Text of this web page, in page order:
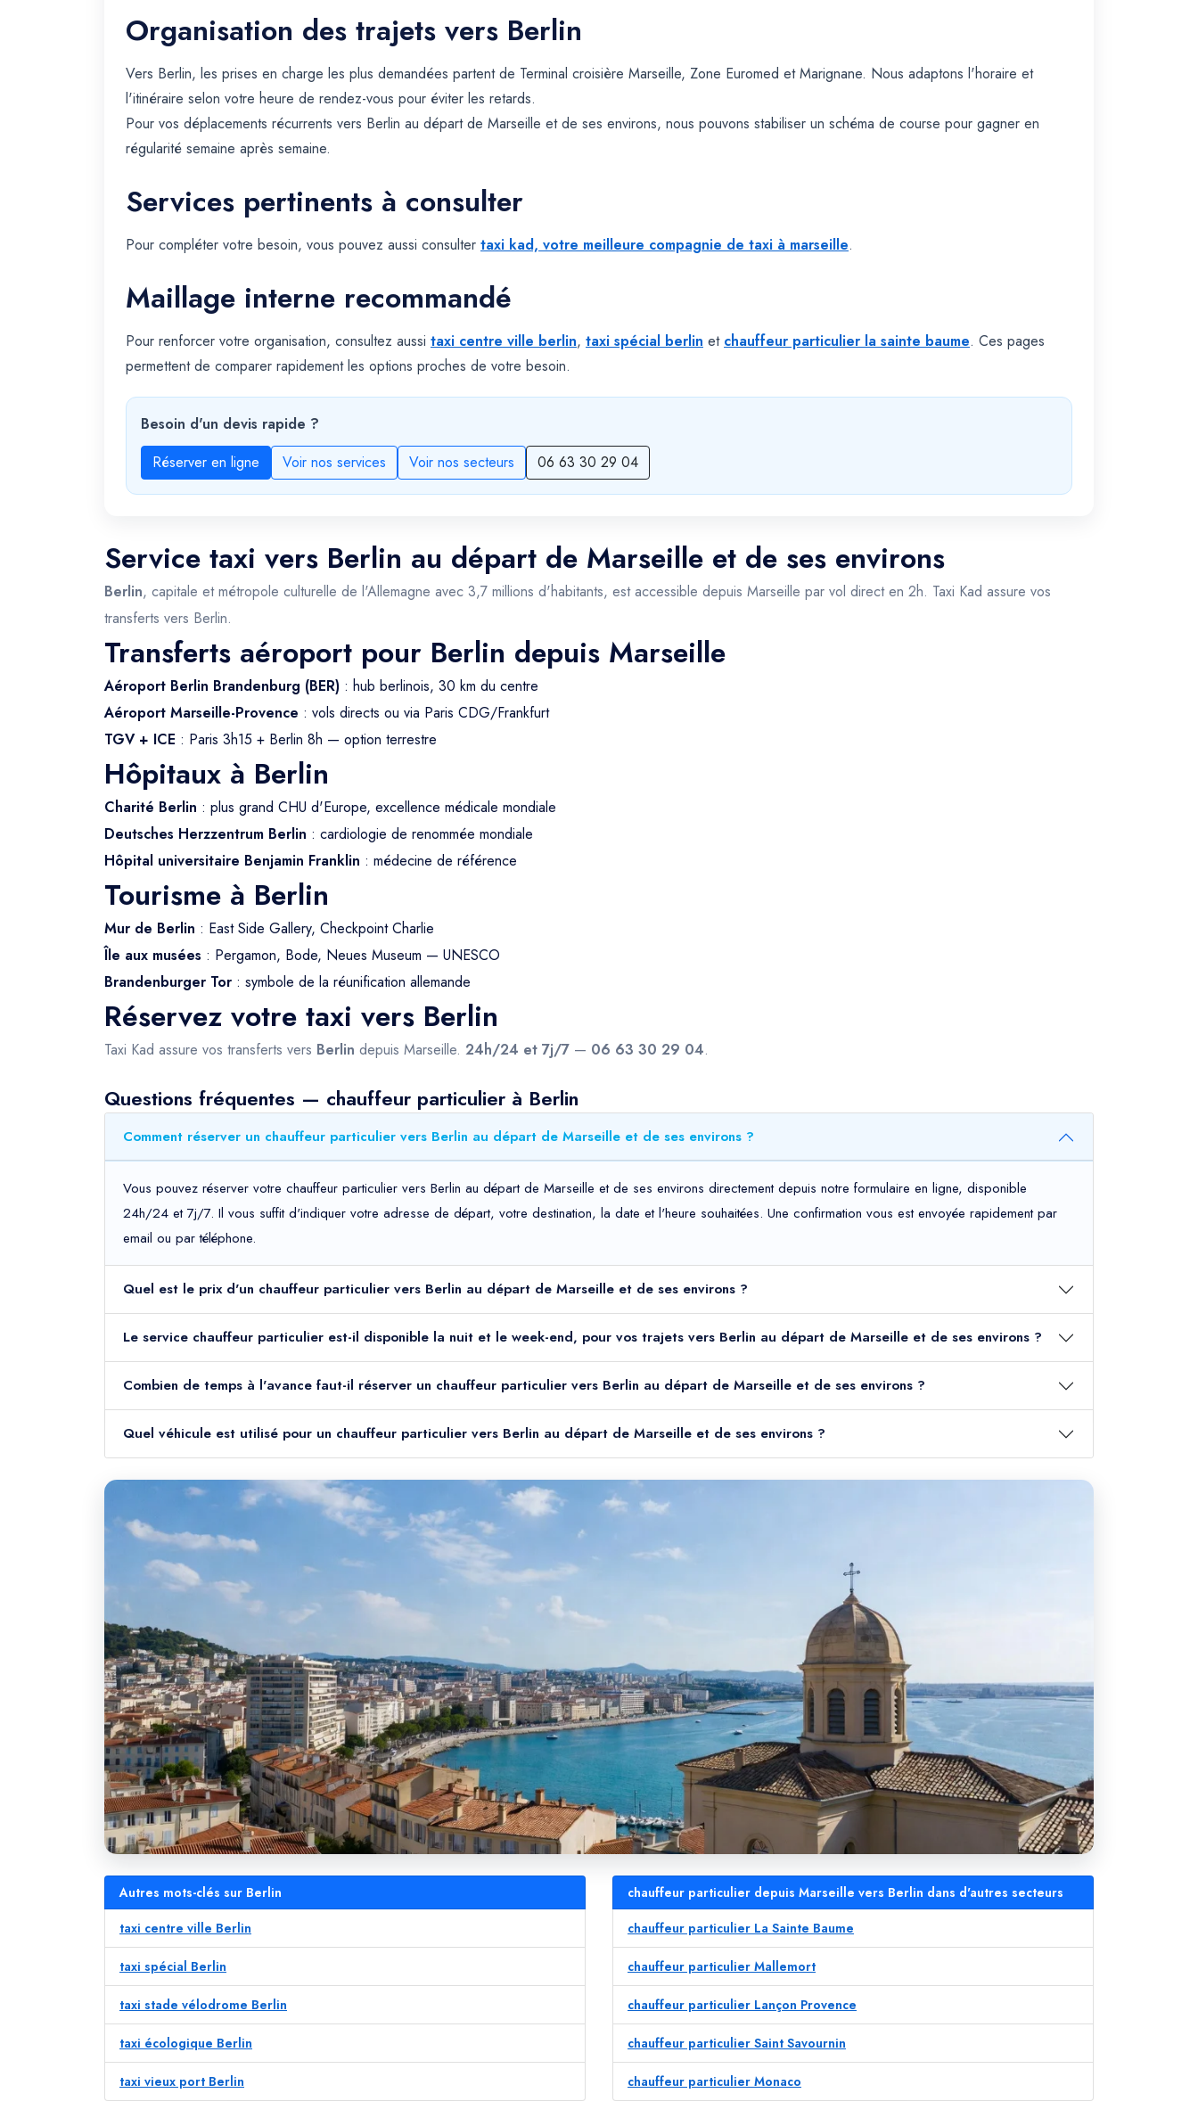
Organisation des trajets vers Berlin
Vers Berlin, les prises en charge les plus demandées partent de Terminal croisière Marseille, Zone Euromed et Marignane. Nous adaptons l'horaire et
l'itinéraire selon votre heure de rendez-vous pour éviter les retards.
Pour vos déplacements récurrents vers Berlin au départ de Marseille et de ses environs, nous pouvons stabiliser un schéma de course pour gagner en
régularité semaine après semaine.
Services pertinents à consulter
Pour compléter votre besoin, vous pouvez aussi consulter taxi kad, votre meilleure compagnie de taxi à marseille.
Maillage interne recommandé
Pour renforcer votre organisation, consultez aussi taxi centre ville berlin, taxi spécial berlin et chauffeur particulier la sainte baume. Ces pages
permettent de comparer rapidement les options proches de votre besoin.
Besoin d'un devis rapide ?
Réserver en ligne
Voir nos services Voir nos secteurs 06 63 30 29 04
Service taxi vers Berlin au départ de Marseille et de ses environs
Berlin, capitale et métropole culturelle de l'Allemagne avec 3,7 millions d'habitants, est accessible depuis Marseille par vol direct en 2h. Taxi Kad assure vos
transferts vers Berlin.
Transferts aéroport pour Berlin depuis Marseille
Aéroport Berlin Brandenburg (BER) : hub berlinois, 30 km du centre
Aéroport Marseille-Provence : vols directs ou via Paris CDG/Frankfurt
TGV + ICE : Paris 3h15 + Berlin 8h — option terrestre
Hôpitaux à Berlin
Charité Berlin : plus grand CHU d'Europe, excellence médicale mondiale
Deutsches Herzzentrum Berlin : cardiologie de renommée mondiale
Hôpital universitaire Benjamin Franklin : médecine de référence
Tourisme à Berlin
Mur de Berlin : East Side Gallery, Checkpoint Charlie
Île aux musées : Pergamon, Bode, Neues Museum — UNESCO
Brandenburger Tor : symbole de la réunification allemande
Réservez votre taxi vers Berlin
Taxi Kad assure vos transferts vers Berlin depuis Marseille. 24h/24 et 7j/7 — 06 63 30 29 04.
Questions fréquentes — chauffeur particulier à Berlin
Comment réserver un chauffeur particulier vers Berlin au départ de Marseille et de ses environs ?
Vous pouvez réserver votre chauffeur particulier vers Berlin au départ de Marseille et de ses environs directement depuis notre formulaire en ligne, disponible
24h/24 et 7j/7. Il vous suffit d'indiquer votre adresse de départ, votre destination, la date et l'heure souhaitées. Une confirmation vous est envoyée rapidement par
email ou par téléphone.
Quel est le prix d'un chauffeur particulier vers Berlin au départ de Marseille et de ses environs ?
Le service chauffeur particulier est-il disponible la nuit et le week-end, pour vos trajets vers Berlin au départ de Marseille et de ses environs ?
Combien de temps à l'avance faut-il réserver un chauffeur particulier vers Berlin au départ de Marseille et de ses environs ?
Quel véhicule est utilisé pour un chauffeur particulier vers Berlin au départ de Marseille et de ses environs ?
Autres mots-clés sur Berlin
taxi centre ville Berlin
taxi spécial Berlin
taxi stade vélodrome Berlin
taxi écologique Berlin
taxi vieux port Berlin
chauffeur particulier depuis Marseille vers Berlin dans d'autres secteurs
chauffeur particulier La Sainte Baume
chauffeur particulier Mallemort
chauffeur particulier Lançon Provence
chauffeur particulier Saint Savournin
chauffeur particulier Monaco